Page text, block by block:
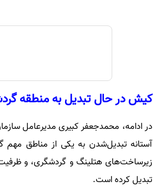
کیش در حال تبدیل به منطقه
در ادامه، محمدجعفر کبیری مدیرعامل
آستانه تبدیل‌شدن به یکی از مناطق مهم
زیرساخت‌های هتلینگ و گردشگری، و ظرفیت
تبدیل کرده است.